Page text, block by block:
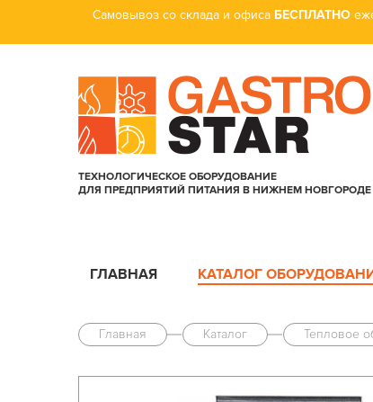
Самовывоз со склада и офиса БЕСПЛАТНО
ТЕХНОЛОГИЧЕСКОЕ ОБОРУДОВАНИЕ
ДЛЯ ПРЕДПРИЯТИЙ ПИТАНИЯ В НИЖНЕМ НОВГОРОДЕ
ГЛАВНАЯ КАТАЛОГ
Главная Каталог Тепловое